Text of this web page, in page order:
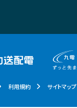
利用規約 サイトマップ